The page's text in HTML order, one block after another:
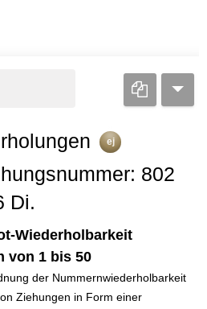
ej
802
Di.
Wiederholbarkeit
von 1 bis 50
der Nummernwiederholbarkeit
Ziehungen in Form einer